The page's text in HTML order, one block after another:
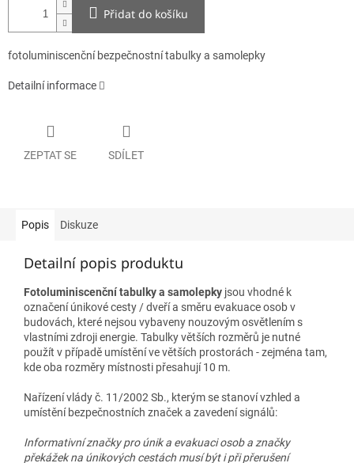
Přidat do košíku
fotoluminiscenční bezpečnostní tabulky a samolepky
Detailní informace
ZEPTAT SE SDÍLET
Popis Diskuze
Detailní popis produktu
Fotoluminiscenční tabulky a samolepky jsou vhodné k
označení únikové cesty / dveří a směru evakuace osob v
budovách, které nejsou vybaveny nouzovým osvětlením s
vlastními zdroji energie. Tabulky větších rozměrů je nutné
použít v případě umístění ve větších prostorách - zejména tam,
kde oba rozměry místnosti přesahují 10 m.
Nařízení vlády č. 11/2002 Sb., kterým se stanoví vzhled a
umístění bezpečnostních značek a zavedení signálů:
Informativní značky pro únik a evakuaci osob a značky
překážek na únikových cestách musí být i při přerušení